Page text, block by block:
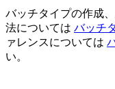
バッチタイプの作成
法については バッチ
ァレンスについては
い。